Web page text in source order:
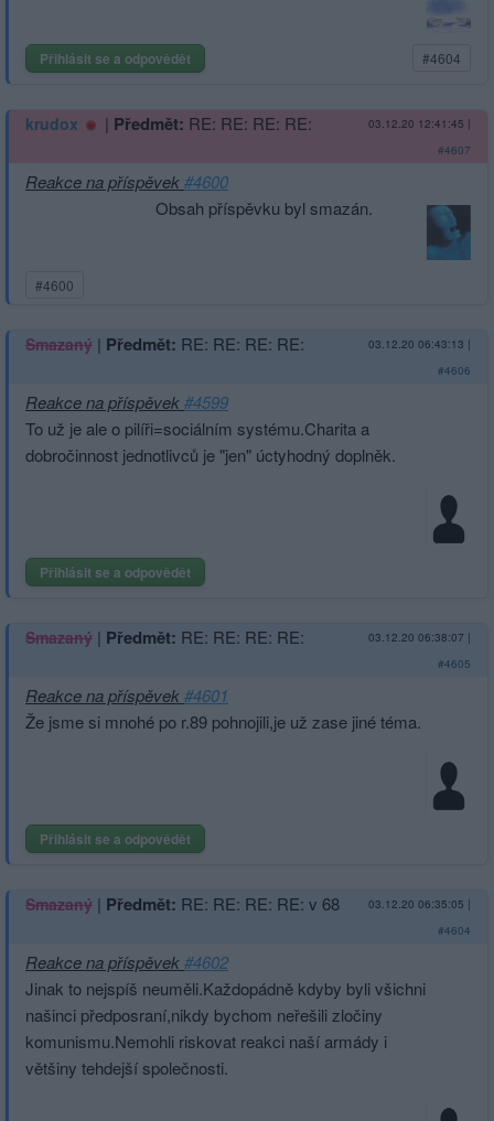
Přihlásit se a odpovědět #4604
krudox | Předmět: RE: RE: RE: RE: 03.12.20 12:41:45 |
#4607
Reakce na příspěvek#4600
Obsah příspěvku byl smazán.
#4600
Smazaný | Předmět: RE: RE: RE: RE: 03.12.20 06:43:13 |
#4606
Reakce na příspěvek#4599
To už je ale o pilíři=sociálním systému.Charita a
dobročinnost jednotlivců je "jen" úctyhodný doplněk.
Přihlásit se a odpovědět
Smazaný | Předmět: RE: RE: RE: RE: 03.12.20 06:38:07 |
#4605
Reakce na příspěvek#4601
Že jsme si mnohé po r.89 pohnojili,je už zase jiné téma.
Přihlásit se a odpovědět
Smazaný | Předmět: RE: RE: RE: RE: v 68 03.12.20 06:35:05 |
#4604
Reakce na příspěvek#4602
Jinak to nejspíš neuměli.Každopádně kdyby byli všichni
našinci předposraní,nikdy bychom neřešili zločiny
komunismu.Nemohli riskovat reakci naší armády i
většiny tehdejší společnosti.